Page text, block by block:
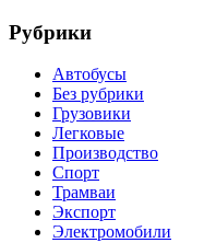
Рубрики
Автобусы
Без рубрики
Грузовики
Легковые
Производство
Спорт
Трамваи
Экспорт
Электромобили